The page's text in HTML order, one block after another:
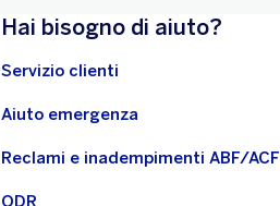
Hai bisogno di aiuto?
Servizio clienti
Aiuto emergenza
Reclami e inadempimenti ABF/ACF
ODR